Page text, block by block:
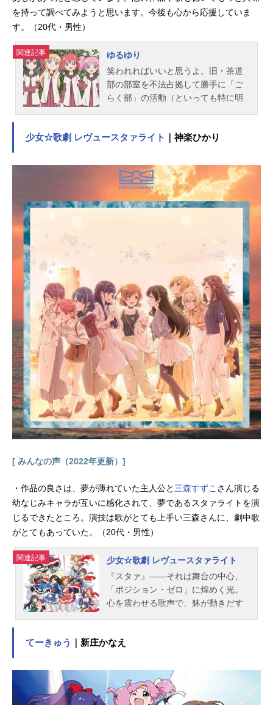
を持って調べてみようと思います。今後も心から応援していま
す。（20代・男性）
関連記事
ゆるゆり
笑われればいいと思うよ。旧・茶道
部の部室を不法占拠して勝手に「ご
らく部」の活動（といっても特に明
（？）を出し続ける「生徒会」。愛
きていけること請け合いのまったり
ストーリー。作品名ゆるゆり放送形
態TVアニメスケジュール2011年7月4
日（月）～2011年9月19日（月）テ
由佳船見結衣：津田美波吉川ちな
つ：大久保瑠美杉浦綾乃：藤田咲池
田千歳：豊崎愛生大室櫻子：加藤英
美里古谷向日葵：三森すずこミラク
るん：竹達彩奈スタッフ原作：なも
り（コミック百合姫にて連載中(一迅
社刊））監督：太田雅彦副監督：大
隈孝晴シリーズ構成・脚本：あおし
またかしキャラクターデザイン・総
作画監督：中島千明小物デザイン・
総作画監督：谷口淳一郎色彩設計：
真壁源太美術監督：鈴木俊輔(スタジ
オ風雅）撮影監督：桑野貴文音響監
督：えびなやすのり音楽：三澤康広
音響制作：ダックスプロダクション
歌OP：「ゆりゆららららゆるゆり大
ペースでいきましょう」七森中☆ご
ら...
少女☆歌劇 レヴュースタァライト ｜神楽ひかり
[ みんなの声（2022年更新）]
・作品の良さは、夢が薄れていた主人公と 三森すずこ さん演じる
幼なじみキャラが互いに感化されて、夢であるスタァライトを演
じるできたところ。演技は歌がとても上手い三森さんに、劇中歌
がとてもあっていた。（20代・男性）
関連記事
少女☆歌劇 レヴュースタァライト
『スタァ』――それは舞台の中心、
「ポジション・ゼロ」に煌めく光。
心を震わせる歌声で、躰が動きだす
タァに魅入られた『舞台少女』たち
び舎『聖翔音楽学園』に集う。愛城
華恋。天堂真矢。星見純那。露崎ま
ひる。大場なな。西條クロディー
てーきゅう ｜新庄かなえ